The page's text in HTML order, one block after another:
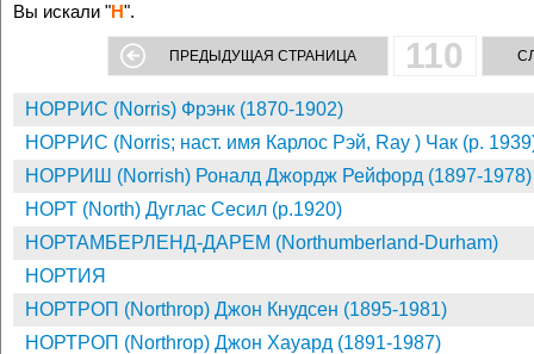
Вы искали "Н".
ПРЕДЫДУЩАЯ СТРАНИЦА 110
НОРРИС (Norris) Фрэнк (1870-1902)
НОРРИС (Norris; наст. имя Карлос Рэй, Ray ) Чак (р.
НОРРИШ (Norrish) Роналд Джордж Рейфорд (1897-1978)
НОРТ (North) Дуглас Сесил (р.1920)
НОРТАМБЕРЛЕНД-ДАРЕМ (Northumberland-Durham)
НОРТИЯ
НОРТРОП (Northrop) Джон Кнудсен (1895-1981)
НОРТРОП (Northrop) Джон Хауард (1891-1987)